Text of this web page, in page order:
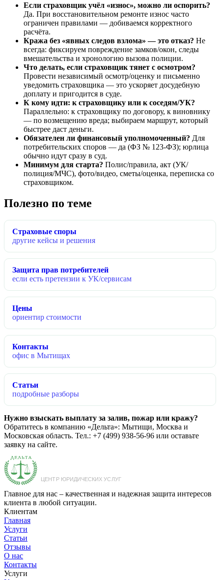
Если страховщик учёл «износ», можно ли оспорить?
Да. При восстановительном ремонте износ часто
ограничен правилами — добиваемся корректного
расчёта.
Кража без «явных следов взлома» — это отказ? Не
всегда: фиксируем повреждение замков/окон, следы
вмешательства и хронологию вызова полиции.
Что делать, если страховщик тянет с осмотром?
Провести независимый осмотр/оценку и письменно
уведомить страховщика — это ускоряет досудебную
доплату и пригодится в суде.
К кому идти: к страховщику или к соседям/УК?
Параллельно: к страховщику по договору, к виновнику
— по возмещению вреда; выбираем маршрут, который
быстрее даст деньги.
Обязателен ли финансовый уполномоченный? Для
потребительских споров — да (ФЗ № 123-ФЗ); юрлица
обычно идут сразу в суд.
Минимум для старта? Полис/правила, акт (УК/
полиция/МЧС), фото/видео, сметы/оценка, переписка со
страховщиком.
Полезно по теме
Страховые споры
другие кейсы и решения
Защита прав потребителей
если есть претензии к УК/сервисам
Цены
ориентир стоимости
Контакты
офис в Мытищах
Статьи
подробные разборы
Нужно взыскать выплату за залив, пожар или кражу?
Обратитесь в компанию «Дельта»: Мытищи, Москва и
Московская область. Тел.: +7 (499) 938-56-96 или оставьте
заявку на сайте.
Главное для нас – качественная и надежная защита интересов
клиента в любой ситуации.
Клиентам
Главная
Услуги
Статьи
Отзывы
О нас
Контакты
Услуги